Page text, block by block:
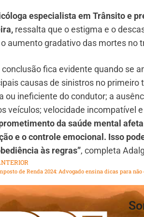
especialista em Trânsito e
ressalta que o estigma e o
o aumento gradativo das mortes no
conclusão fica evidente quando se
causas de sinistros no
ou ineficiente do condutor; a
veículos; velocidade incompatível
da saúde mental
e o controle emocional. Isso
às regras”, completa